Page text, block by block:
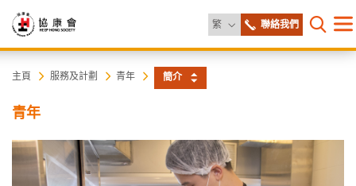
繁 更改語言聯絡我們
打開目
協
康
會
主頁 服務及計劃 青年 簡介
青年